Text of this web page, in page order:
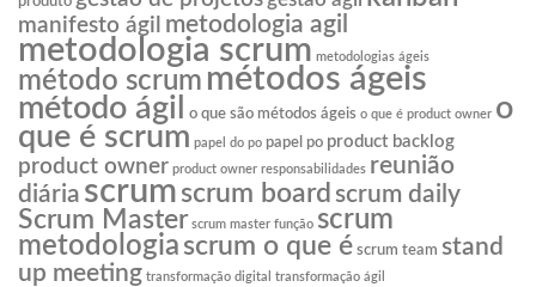
manifesto ágil metodologia agil
metodologia scrum metodologias ágeis
método scrum métodos ágeis
método ágil o que são métodos ágeis o que é product owner o
que é scrum papel do po papel po product backlog
product owner product owner responsabilidades reunião
diária scrum scrum board scrum daily
Scrum Master scrum master função scrum
metodologia scrum o que é scrum team stand
up meeting transformação digital transformação ágil